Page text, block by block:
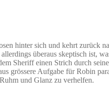
hinter sich und kehrt zurück
überaus skeptisch ist,
Sheriff einen Strich durch
grössere Aufgabe für Robin
und Glanz zu verhelfen.